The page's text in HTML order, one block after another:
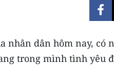
nhân dân hôm nay, có
trong mình tình yêu